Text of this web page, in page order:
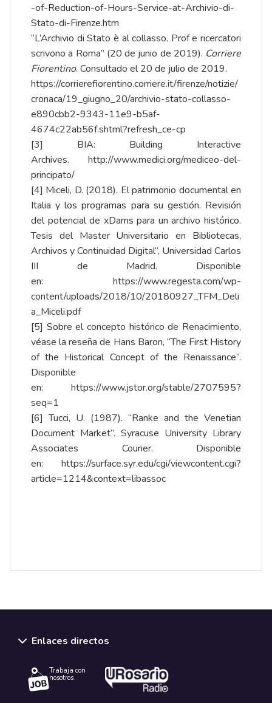
-of-Reduction-of-Hours-Service-at-Archivio-di-
Stato-di-Firenze.htm
“L’Archivio di Stato è al collasso. Prof e ricercatori
scrivono a Roma” (20 de junio de 2019). Corriere
Fiorentino. Consultado el 20 de julio de 2019.
https://corrierefiorentino.corriere.it/firenze/notizie/
cronaca/19_giugno_20/archivio-stato-collasso-
e890cbb2-9343-11e9-b5af-
4674c22ab56f.shtml?refresh_ce-cp
[3] BIA: Building Interactive
Archives. http://www.medici.org/mediceo-del-
principato/
[4] Miceli, D. (2018). El patrimonio documental en
Italia y los programas para su gestión. Revisión
del potencial de xDams para un archivo histórico.
Tesis del Master Universitario en Bibliotecas,
Archivos y Continuidad Digital”, Universidad Carlos
III de Madrid. Disponible
en: https://www.regesta.com/wp-
content/uploads/2018/10/20180927_TFM_Deli
a_Miceli.pdf
[5] Sobre el concepto histórico de Renacimiento,
véase la reseña de Hans Baron, “The First History
of the Historical Concept of the Renaissance”.
Disponible
en: https://www.jstor.org/stable/2707595?
seq=1
[6] Tucci, U. (1987). “Ranke and the Venetian
Document Market”. Syracuse University Library
Associates Courier. Disponible
en: https://surface.syr.edu/cgi/viewcontent.cgi?
article=1214&context=libassoc
Enlaces directos
Trabaja con
nosotros.